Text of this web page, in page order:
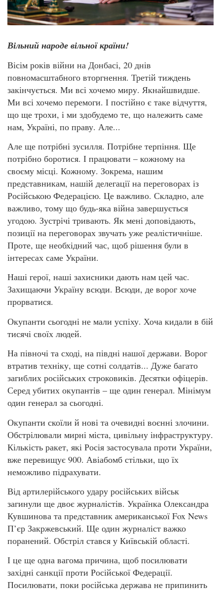
Вільний народе вільної країни!
Вісім років війни на Донбасі, 20 днів
повномасштабного вторгнення. Третій тиждень
закінчується. Ми всі хочемо миру. Якнайшвидше.
Ми всі хочемо перемоги. І постійно є таке відчуття,
що ще трохи, і ми здобудемо те, що належить саме
нам, Україні, по праву. Але...
Але ще потрібні зусилля. Потрібне терпіння. Ще
потрібно боротися. І працювати – кожному на
своєму місці. Кожному. Зокрема, нашим
представникам, нашій делегації на переговорах із
Російською Федерацією. Це важливо. Складно, але
важливо, тому що будь-яка війна завершується
угодою. Зустрічі тривають. Як мені доповідають,
позиції на переговорах звучать уже реалістичніше.
Проте, ще необхідний час, щоб рішення були в
інтересах саме України.
Наші герої, наші захисники дають нам цей час.
Захищаючи Україну всюди. Всюди, де ворог хоче
прорватися.
Окупанти сьогодні не мали успіху. Хоча кидали в бій
тисячі своїх людей.
На півночі та сході, на півдні нашої держави. Ворог
втратив техніку, ще сотні солдатів... Дуже багато
загиблих російських строковиків. Десятки офіцерів.
Серед убитих окупантів – ще один генерал. Мінімум
один генерал за сьогодні.
Окупанти скоїли й нові та очевидні воєнні злочини.
Обстрілювали мирні міста, цивільну інфраструктуру.
Кількість ракет, які Росія застосувала проти України,
вже перевищує 900. Авіабомб стільки, що їх
неможливо підрахувати.
Від артилерійського удару російських військ
загинули ще двоє журналістів. Українка Олександра
Кувшинова та представник американської Fox News
П’єр Закржевський. Ще один журналіст важко
поранений. Обстріл стався у Київській області.
І це ще одна вагома причина, щоб посилювати
західні санкції проти Російської Федерації.
Посилювати, поки російська держава не припинить